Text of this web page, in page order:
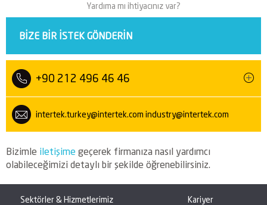
Yardıma mı ihtiyacınız var?
BIZE BIR ISTEK GÖNDERIN
+90 212 496 46 46
intertek.turkey@intertek.com industry@intertek.com
Bizimle iletişime geçerek firmanıza nasıl yardımcı
olabileceğimizi detaylı bir şekilde öğrenebilirsiniz.
Sektörler & Hizmetlerimiz Kariyer